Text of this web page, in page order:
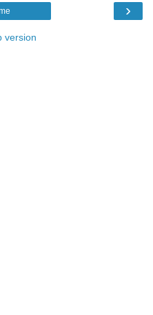
›
version